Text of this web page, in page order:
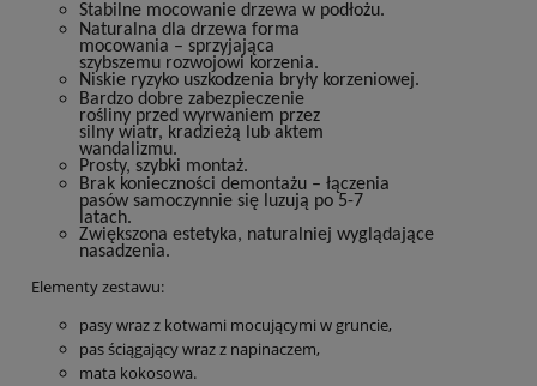
Stabilne mocowanie drzewa w podłożu.
Naturalna dla drzewa forma
mocowania – sprzyjająca
szybszemu rozwojowi korzenia.
Niskie ryzyko uszkodzenia bryły korzeniowej.
Bardzo dobre zabezpieczenie
rośliny przed wyrwaniem przez
silny wiatr, kradzieżą lub aktem
wandalizmu.
Prosty, szybki montaż.
Brak konieczności demontażu – łączenia
pasów samoczynnie się luzują po 5-7
latach.
Zwiększona estetyka, naturalniej wyglądające
nasadzenia.
Elementy zestawu:
pasy wraz z kotwami mocującymi w gruncie,
pas ściągający wraz z napinaczem,
mata kokosowa.